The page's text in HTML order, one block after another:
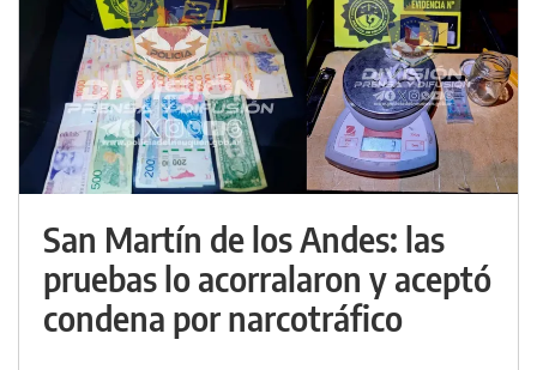
San Martín de los Andes: las
pruebas lo acorralaron y aceptó
condena por narcotráfico